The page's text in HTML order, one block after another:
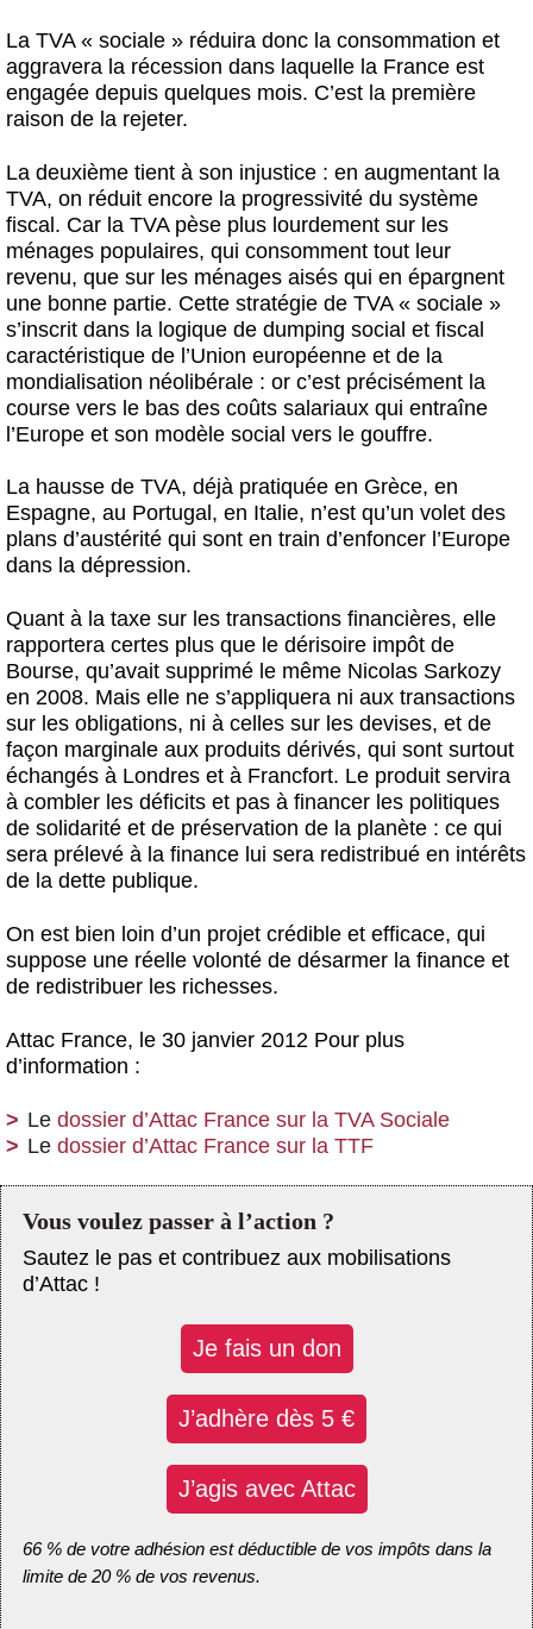
La TVA « sociale » réduira donc la consommation et
aggravera la récession dans laquelle la France est
engagée depuis quelques mois. C’est la première
raison de la rejeter.
La deuxième tient à son injustice : en augmentant la
TVA, on réduit encore la progressivité du système
fiscal. Car la TVA pèse plus lourdement sur les
ménages populaires, qui consomment tout leur
revenu, que sur les ménages aisés qui en épargnent
une bonne partie. Cette stratégie de TVA « sociale »
s’inscrit dans la logique de dumping social et fiscal
caractéristique de l’Union européenne et de la
mondialisation néolibérale : or c’est précisément la
course vers le bas des coûts salariaux qui entraîne
l’Europe et son modèle social vers le gouffre.
La hausse de TVA, déjà pratiquée en Grèce, en
Espagne, au Portugal, en Italie, n’est qu’un volet des
plans d’austérité qui sont en train d’enfoncer l’Europe
dans la dépression.
Quant à la taxe sur les transactions financières, elle
rapportera certes plus que le dérisoire impôt de
Bourse, qu’avait supprimé le même Nicolas Sarkozy
en 2008. Mais elle ne s’appliquera ni aux transactions
sur les obligations, ni à celles sur les devises, et de
façon marginale aux produits dérivés, qui sont surtout
échangés à Londres et à Francfort. Le produit servira
à combler les déficits et pas à financer les politiques
de solidarité et de préservation de la planète : ce qui
sera prélevé à la finance lui sera redistribué en intérêts
de la dette publique.
On est bien loin d’un projet crédible et efficace, qui
suppose une réelle volonté de désarmer la finance et
de redistribuer les richesses.
Attac France, le 30 janvier 2012 Pour plus
d’information :
Le dossier d’Attac France sur la TVA Sociale
Le dossier d’Attac France sur la TTF
Vous voulez passer à l’action ?
Sautez le pas et contribuez aux mobilisations
d’Attac !
Je fais un don
J’adhère dès 5 €
J’agis avec Attac
66 % de votre adhésion est déductible de vos impôts dans la
limite de 20 % de vos revenus.